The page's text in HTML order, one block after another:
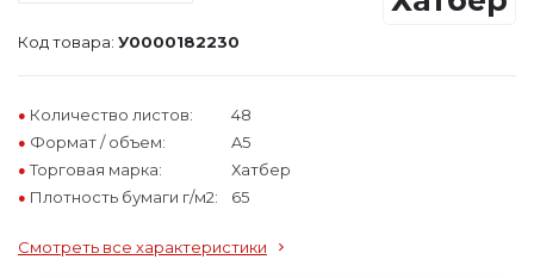
Код товара: У0000182230
Количество листов:
Формат / объем:
Торговая марка:
Плотность бумаги г/м2:
48
A5
Хатбер
65
Смотреть все характеристики